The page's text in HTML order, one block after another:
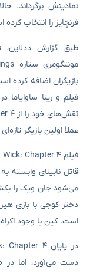
نمادینش برگرداند.
فرنچایز را انتخاب
طبق گزارش
بازیگران اضافه کرده
فیلم و رینا ساوایاما
عملاً اولین بازیگر
می‌شود جان ویک را
است. کین با وجود
دست می‌آورد، اما در